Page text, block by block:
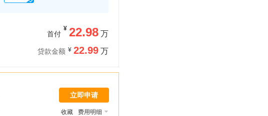
首付
¥ 22.98 万
贷款金额 ¥ 22.99 万
立即申请
收藏 费用明细